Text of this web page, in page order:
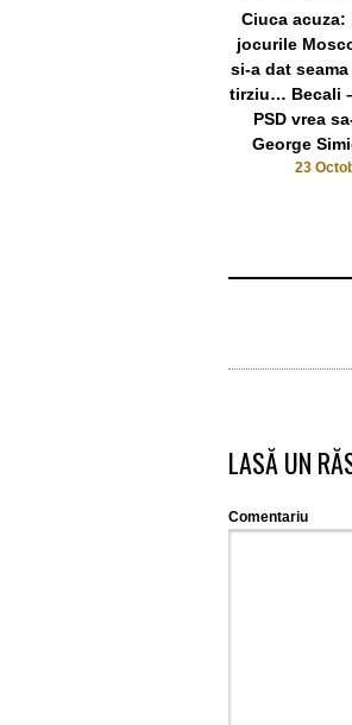
Ciuca acuza:
jocurile
si-a dat
tirziu… Becali
PSD vrea
George
23
LASĂ UN
Comentariu